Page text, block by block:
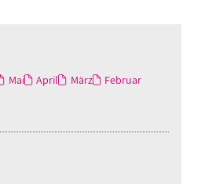
Mai April März
Februar